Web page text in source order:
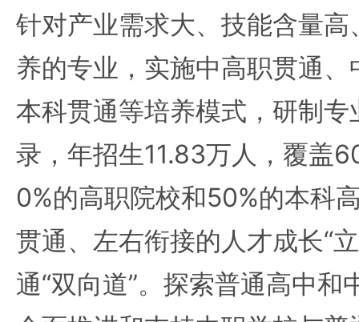
针对产业需求大、技能含量
养的专业，实施中高职贯通
本科贯通等培养模式，研制
录，年招生11.83万人，覆盖
0%的高职院校和50%的本科
贯通、左右衔接的人才成长“
通“双向道”。探索普通高中和